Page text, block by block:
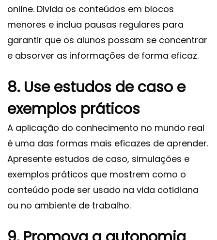
online. Divida os conteúdos em blocos
menores e inclua pausas regulares para
garantir que os alunos possam se concentrar
e absorver as informações de forma eficaz.
8. Use estudos de caso e
exemplos práticos
A aplicação do conhecimento no mundo real
é uma das formas mais eficazes de aprender.
Apresente estudos de caso, simulações e
exemplos práticos que mostrem como o
conteúdo pode ser usado na vida cotidiana
ou no ambiente de trabalho.